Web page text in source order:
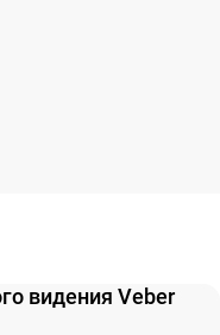
видения Veber